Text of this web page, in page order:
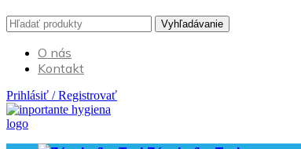
Vyhľadávanie
O nás
Kontakt
Prihlásiť / Registrovať